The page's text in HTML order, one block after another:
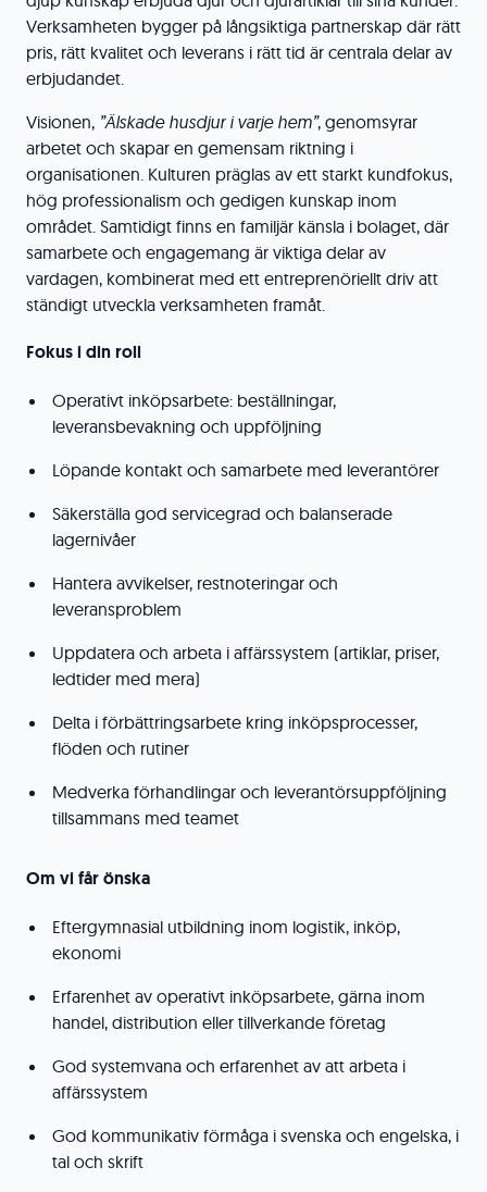
Verksamheten bygger på långsiktiga partnerskap där rätt
pris, rätt kvalitet och leverans i rätt tid är centrala delar av
erbjudandet.
Visionen, ”Älskade husdjur i varje hem”, genomsyrar
arbetet och skapar en gemensam riktning i
organisationen. Kulturen präglas av ett starkt kundfokus,
hög professionalism och gedigen kunskap inom
området. Samtidigt finns en familjär känsla i bolaget, där
samarbete och engagemang är viktiga delar av
vardagen, kombinerat med ett entreprenöriellt driv att
ständigt utveckla verksamheten framåt.
Fokus i din roll
Operativt inköpsarbete: beställningar,
leveransbevakning och uppföljning
Löpande kontakt och samarbete med leverantörer
Säkerställa god servicegrad och balanserade
lagernivåer
Hantera avvikelser, restnoteringar och
leveransproblem
Uppdatera och arbeta i affärssystem (artiklar, priser,
ledtider med mera)
Delta i förbättringsarbete kring inköpsprocesser,
flöden och rutiner
Medverka förhandlingar och leverantörsuppföljning
tillsammans med teamet
Om vi får önska
Eftergymnasial utbildning inom logistik, inköp,
ekonomi
Erfarenhet av operativt inköpsarbete, gärna inom
handel, distribution eller tillverkande företag
God systemvana och erfarenhet av att arbeta i
affärssystem
God kommunikativ förmåga i svenska och engelska, i
tal och skrift